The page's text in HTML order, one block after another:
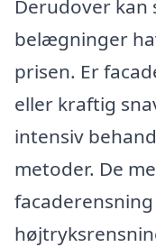
Derudover kan
belægninger
prisen. Er
eller kraftig
intensiv
metoder. De